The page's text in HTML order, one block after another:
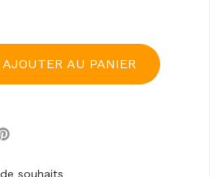
AJOUTER AU PANIER
souhaits